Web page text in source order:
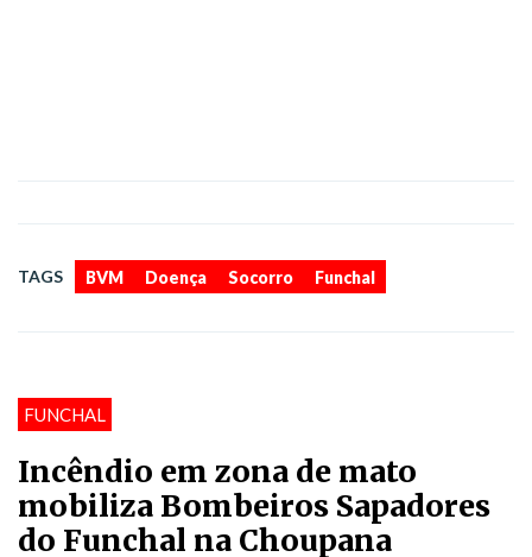
TAGS BVM Doença Socorro Funchal
FUNCHAL
Incêndio em zona de mato
mobiliza Bombeiros Sapadores
do Funchal na Choupana